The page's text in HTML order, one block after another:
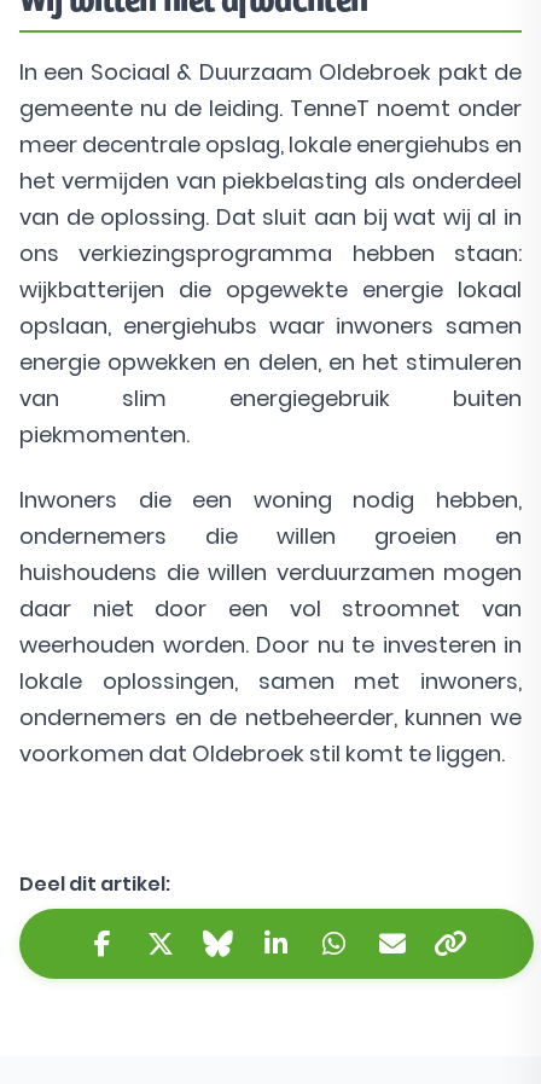
In een Sociaal & Duurzaam Oldebroek pakt de
gemeente nu de leiding. TenneT noemt onder
meer decentrale opslag, lokale energiehubs en
het vermijden van piekbelasting als onderdeel
van de oplossing. Dat sluit aan bij wat wij al in
ons verkiezingsprogramma hebben staan:
wijkbatterijen die opgewekte energie lokaal
opslaan, energiehubs waar inwoners samen
energie opwekken en delen, en het stimuleren
van slim energiegebruik buiten
piekmomenten.
Inwoners die een woning nodig hebben,
ondernemers die willen groeien en
huishoudens die willen verduurzamen mogen
daar niet door een vol stroomnet van
weerhouden worden. Door nu te investeren in
lokale oplossingen, samen met inwoners,
ondernemers en de netbeheerder, kunnen we
voorkomen dat Oldebroek stil komt te liggen.
Deel dit artikel:
Facebook
Twitter/X
BlueskyLinkedInWhatsApp
E-mail